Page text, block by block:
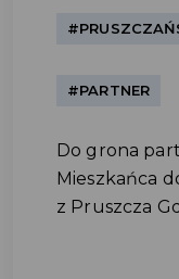
#PARTNER
Do grona
Mieszkańca
z Pruszcza